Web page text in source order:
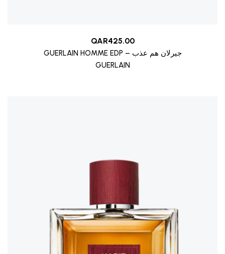
QAR425.00
GUERLAIN HOMME EDP – جيرلان هم عذب
GUERLAIN